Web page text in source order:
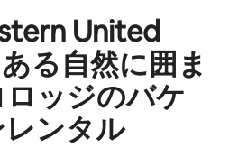
United
る自然に囲ま
ッジのバケ
ンタル